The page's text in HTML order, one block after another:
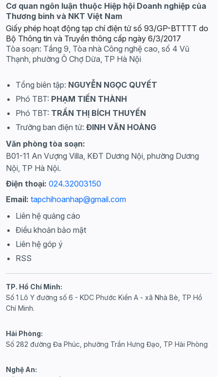
Cơ quan ngôn luận thuộc Hiệp hội Doanh nghiệp của
Thương binh và NKT Việt Nam
Giấy phép hoạt động tạp chí điện tử số 93/GP-BTTTT do
Bộ Thông tin và Truyền thông cấp ngày 6/3/2017
Tòa soạn: Tầng 9, Tòa nhà Công nghệ cao, số 4 Vũ
Thạnh, phường Ô Chợ Dừa, TP Hà Nội
Tổng biên tập: NGUYỄN NGỌC QUYẾT
Phó TBT: PHẠM TIẾN THÀNH
Phó TBT: TRẦN THỊ BÍCH THUYẾN
Trưởng ban điện tử: ĐINH VĂN HOÀNG
Văn phòng tòa soạn:
B01-11 An Vượng Villa, KĐT Dương Nội, phường Dương
Nội, TP Hà Nội.
Điện thoại: 024.32003150
Email: tapchihoanhap@gmail.com
Liên hệ quảng cáo
Điều khoản bảo mật
Liên hệ góp ý
RSS
TP. Hồ Chí Minh:
Số 1 Lô Y đường số 6 - KDC Phước Kiển A - xã Nhà Bè, TP Hồ
Chí Minh.
Hải Phòng:
Số 282 đường Đa Phúc, phường Trần Hưng Đạo, TP Hải Phòng
Nghệ An: